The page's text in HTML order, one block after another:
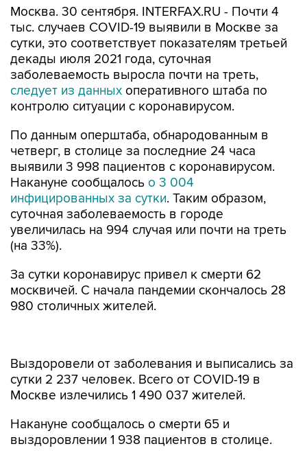
Москва. 30 сентября. INTERFAX.RU - Почти 4
тыс. случаев COVID-19 выявили в Москве за
сутки, это соответствует показателям третьей
декады июля 2021 года, суточная
заболеваемость выросла почти на треть,
следует из данных оперативного штаба по
контролю ситуации с коронавирусом.
По данным оперштаба, обнародованным в
четверг, в столице за последние 24 часа
выявили 3 998 пациентов с коронавирусом.
Накануне сообщалось о 3 004
инфицированных за сутки. Таким образом,
суточная заболеваемость в городе
увеличилась на 994 случая или почти на треть
(на 33%).
За сутки коронавирус привел к смерти 62
москвичей. С начала пандемии скончалось 28
980 столичных жителей.
Москве излечились 1 490 037 жителей.
Накануне сообщалось о смерти 65 и
Общее число зафиксированных в Москве